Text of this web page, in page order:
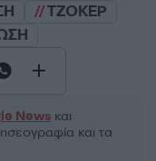
ΤΖΟΚΕΡ
News και
και τα